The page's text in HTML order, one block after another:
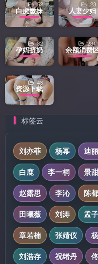
白虎嫩妹
52
人妻少妇
23
孕妈挤奶
32
余额消费
231
资源下载
48
标签云
刘亦菲 杨幂 迪
白鹿
李一桐 景甜
赵露思
李沁 陈
田曦薇
刘涛 孟
章若楠
张婧仪
刘浩存
祝绪丹